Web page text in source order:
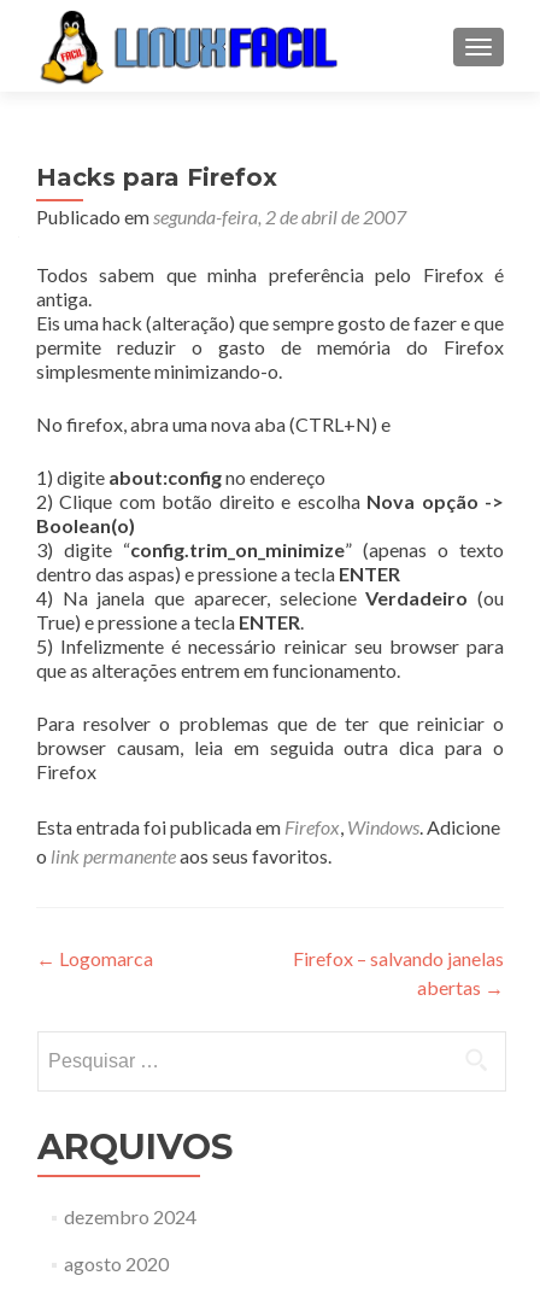
Hacks para Firefox
Publicado emsegunda-feira, 2 de abril de 2007
Todos sabem que minha preferência pelo Firefox é
antiga.
Eis uma hack (alteração) que sempre gosto de fazer e que
permite reduzir o gasto de memória do Firefox
simplesmente minimizando-o.
No firefox, abra uma nova aba (CTRL+N) e
1) digite about:configno endereço
2) Clique com botão direito e escolha Nova opção ->
Boolean(o)
3) digite “config.trim_on_minimize” (apenas o texto
dentro das aspas) e pressione a tecla ENTER
4) Na janela que aparecer, selecioneVerdadeiro(ou
True) e pressione a tecla ENTER.
5) Infelizmente é necessário reinicar seu browser para
que as alterações entrem em funcionamento.
Para resolver o problemas que de ter que reiniciar o
browser causam, leia em seguida outra dica para o
Firefox
Esta entrada foi publicada em Firefox, Windows. Adicione
o link permanenteaos seus favoritos.
Navegação
Post
← Logomarca
Firefox – salvando janelas
abertas →
por:
ARQUIVOS
dezembro 2024
agosto 2020